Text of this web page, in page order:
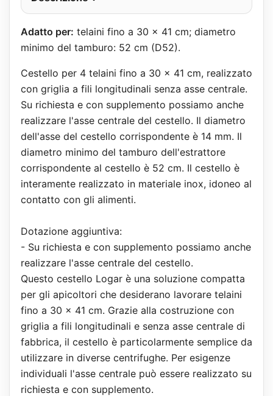
Adatto per: telaini fino a 30 x 41 cm; diametro
minimo del tamburo: 52 cm (D52).
Cestello per 4 telaini fino a 30 x 41 cm, realizzato
con griglia a fili longitudinali senza asse centrale.
Su richiesta e con supplemento possiamo anche
realizzare l'asse centrale del cestello. Il diametro
dell'asse del cestello corrispondente è 14 mm. Il
diametro minimo del tamburo dell'estrattore
corrispondente al cestello è 52 cm. Il cestello è
interamente realizzato in materiale inox, idoneo al
contatto con gli alimenti.
Dotazione aggiuntiva:
- Su richiesta e con supplemento possiamo anche
realizzare l'asse centrale del cestello.
Questo cestello Logar è una soluzione compatta
per gli apicoltori che desiderano lavorare telaini
fino a 30 x 41 cm. Grazie alla costruzione con
griglia a fili longitudinali e senza asse centrale di
fabbrica, il cestello è particolarmente semplice da
utilizzare in diverse centrifughe. Per esigenze
individuali l'asse centrale può essere realizzato su
richiesta e con supplemento.